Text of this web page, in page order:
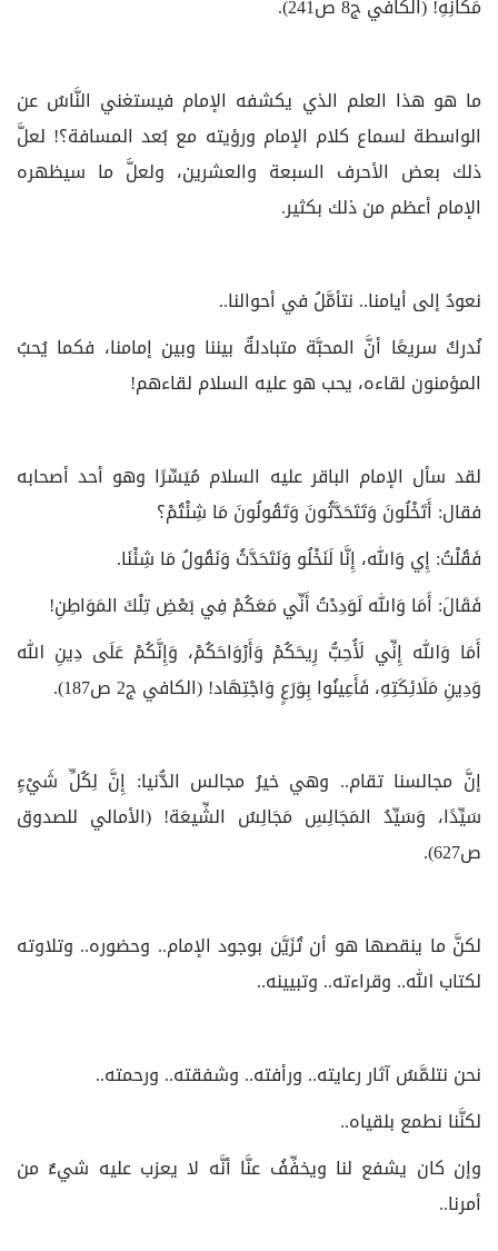
مَكَانِهِ! (الكافي ج‏8 ص241).
ما هو هذا العلم الذي يكشفه الإمام فيستغني النَّاسُ عن
الواسطة لسماع كلام الإمام ورؤيته مع بُعد المسافة؟! لعلَّ
ذلك بعض الأحرف السبعة والعشرين، ولعلَّ ما سيظهره
الإمام أعظم من ذلك بكثير.
نعودُ إلى أيامنا.. نتأمَّلُ في أحوالنا..
نُدركُ سريعًا أنَّ المحبَّة متبادلةٌ بيننا وبين إمامنا، فكما يُحبُ
المؤمنون لقاءه، يحب هو عليه السلام لقاءهم!
لقد سأل الإمام الباقر عليه السلام مُيَسِّرًا وهو أحد أصحابه
فقال: أَتَخْلُونَ وَتَتَحَدَّثُونَ وَتَقُولُونَ مَا شِئْتُمْ؟
فَقُلْتُ: إِي وَالله، إِنَّا لَنَخْلُو وَنَتَحَدَّثُ وَنَقُولُ مَا شِئْنَا.
فَقَالَ: أَمَا وَالله لَوَدِدْتُ أَنِّي مَعَكُمْ فِي بَعْضِ تِلْكَ المَوَاطِنِ!
أَمَا وَالله إِنِّي لَأُحِبُّ رِيحَكُمْ وَأَرْوَاحَكُمْ، وَإِنَّكُمْ عَلَى دِينِ الله
وَدِينِ مَلَائِكَتِهِ، فَأَعِينُوا بِوَرَعٍ وَاجْتِهَاد! (الكافي ج2 ص187).
إنَّ مجالسنا تقام.. وهي خيرُ مجالس الدُّنيا: إِنَّ لِكُلِّ شَيْ‏ءٍ
سَيِّدًا، وَسَيِّدُ المَجَالِسِ مَجَالِسُ الشِّيعَة! (الأمالي للصدوق
ص627).
لكنَّ ما ينقصها هو أن تُزَيَّن بوجود الإمام.. وحضوره.. وتلاوته
لكتاب الله.. وقراءته.. وتبيينه..
نحن نتلمَّسُ آثار رعايته.. ورأفته.. وشفقته.. ورحمته..
لكنَّنا نطمع بلقياه..
وإن كان يشفع لنا ويخفِّفُ عنَّا أنَّه لا يعزب عليه شيءٌ من
أمرنا..